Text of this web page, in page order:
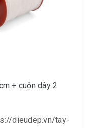
+ cuộn dây 2
dieudep.vn/tay-